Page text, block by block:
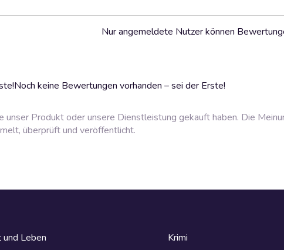
Noch keine Bewertungen vorhanden – sei der Erste!
Nur angemeldete Nutzer können
Produkt oder unsere Dienstleistung gekauft haben. Die
überprüft und veröffentlicht.
und Leben
Krimi